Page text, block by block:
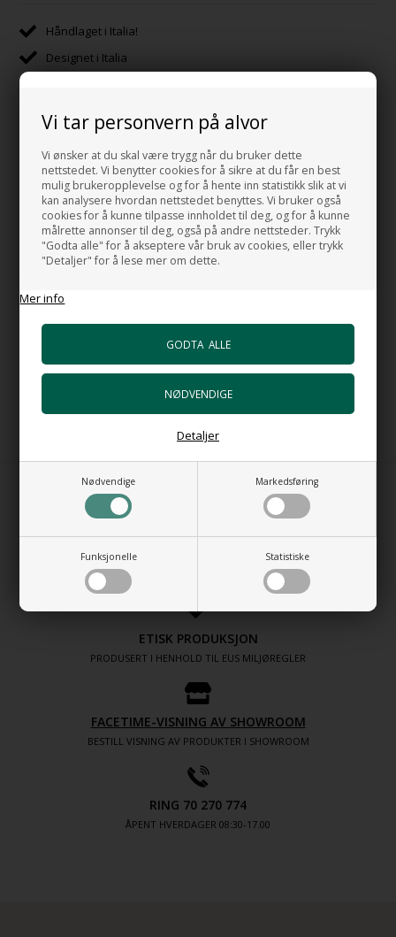
Vi tar personvern på alvor
Vi ønsker at du skal være trygg når du bruker dette
nettstedet. Vi benytter cookies for å sikre at du får en best
mulig brukeropplevelse og for å hente inn statistikk slik at vi
kan analysere hvordan nettstedet benyttes. Vi bruker også
cookies for å kunne tilpasse innholdet til deg, og for å kunne
målrette annonser til deg, også på andre nettsteder. Trykk
"Godta alle" for å akseptere vår bruk av cookies, eller trykk
"Detaljer" for å lese mer om dette.
Mer info
Nødvendige Markedsføring
Funksjonelle Statistiske
Detaljer
Håndlaget i Italia!
Designet i Italia
Transportert med tog fra Italia til Danmark
E-merke sertifisert i Danmark
Beskrivelse Mål og data
Bunnnventil med svart porcelens topp med Free flow funksjonen
Derfor anbefaler vi at du velger servant og bunnventil i porselen
fra samme Brand.
HandMade in Italy
PURE DESIGN - PURE QUALITY
ETISK PRODUKSJON
PRODUSERT I HENHOLD TIL EUS MILJØREGLER
FACETIME-VISNING AV SHOWROOM
BESTILL VISNING AV PRODUKTER I SHOWROOM
RING 70 270 774
ÅPENT HVERDAGER 08:30-17.00